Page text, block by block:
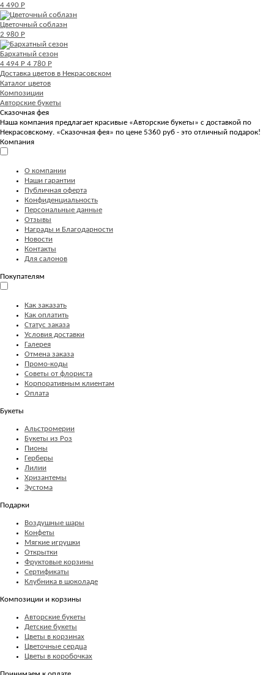
4 490 Р
Цветочный соблазн
2 980 Р
Бархатный сезон
4 494 Р 4 780 Р
Доставка цветов в Некрасовском
Каталог цветов
Композиции
Авторские букеты
Сказочная фея
Наша компания предлагает красивые «Авторские букеты» с доставкой по
Некрасовскому. «Сказочная фея» по цене 5360 руб - это отличный подарок!
Компания
О компании
Наши гарантии
Публичная оферта
Конфиденциальность
Персональные данные
Отзывы
Награды и Благодарности
Новости
Контакты
Для салонов
Покупателям
Как заказать
Как оплатить
Статус заказа
Условия доставки
Галерея
Отмена заказа
Промо-коды
Советы от флориста
Корпоративным клиентам
Оплата
Букеты
Альстромерии
Букеты из Роз
Пионы
Герберы
Лилии
Хризантемы
Эустома
Подарки
Воздушные шары
Конфеты
Мягкие игрушки
Открытки
Фруктовые корзины
Сертификаты
Клубника в шоколаде
Композиции и корзины
Авторские букеты
Детские букеты
Цветы в корзинах
Цветочные сердца
Цветы в коробочках